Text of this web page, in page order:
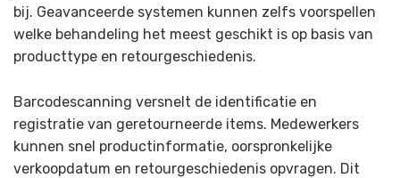
bij. Geavanceerde systemen kunnen zelfs voorspellen
welke behandeling het meest geschikt is op basis van
producttype en retourgeschiedenis.
Barcodescanning versnelt de identificatie en
registratie van geretourneerde items. Medewerkers
kunnen snel productinformatie, oorspronkelijke
verkoopdatum en retourgeschiedenis opvragen. Dit